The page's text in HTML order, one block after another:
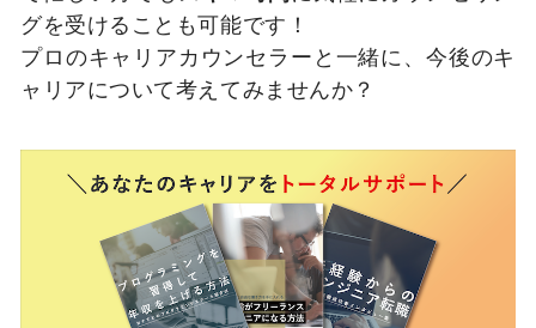
グを受けることも可能です！
プロのキャリアカウンセラーと一緒に、今後のキ
ャリアについて考えてみませんか？